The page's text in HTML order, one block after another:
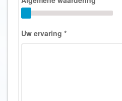
Uw ervaring *